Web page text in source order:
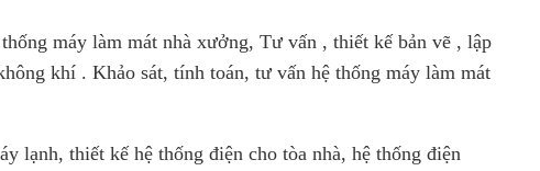
máy làm mát nhà xưởng, Tư vấn , thiết kế bản vẽ , lập
khí . Khảo sát, tính toán, tư vấn hệ thống máy làm mát
lạnh, thiết kế hệ thống điện cho tòa nhà, hệ thống điện